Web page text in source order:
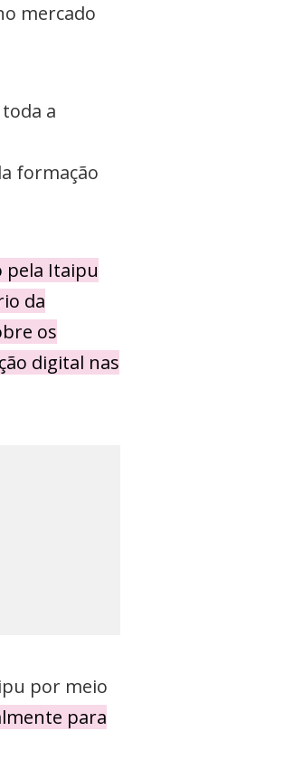
mercado
a
formação
pela Itaipu
da
os
digital nas
por meio
para